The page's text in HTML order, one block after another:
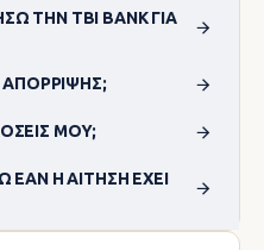
ΤΗΝ TBI BANK ΓΙΑ
ΑΠΌΡΡΙΨΗΣ;
ΜΟΥ;
ΕΆΝ Η ΑΊΤΗΣΗ ΈΧΕΙ